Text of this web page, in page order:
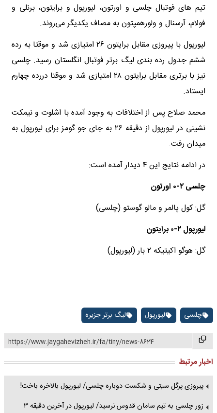
تیم های فوتبال چلسی و اورتون، لیورپول و برایتون، برنلی و
فولام، آرسنال و ولورهمپتون به مصاف یکدیگر می‌روند.
لیورپول با پیروزی مقابل برایتون ۲۶ امتیازی شد و موقتا به رده
ششم جدول رده بندی لیگ برتر فوتبال انگلستان رسید. چلسی
نیز با برتری مقابل برایتون ۲۸ امتیازی شد و موقتا دررده چهارم
ایستاد.
محمد صلاح پس از اختلافات به وجود آمده با اشلوت و نیمکت
نشینی در لیورپول از دقیقه ۲۶ به جای جو گومز برای لیورپول به
میدان رفت.
در ادامه نتایج این ۴ دیدار آمده است:
چلسی ۲-۰ اورتون
گل: کول پالمر و مالو گوستو (چلسی)
لیورپول ۲-۰ برایتون
گل: هوگو اکیتیکه ۲ بار (لیورپول)
چلسی لیورپول لیگ برتر جزیره
https://www.jaygahevizheh.ir/fa/tiny/news-8624
اخبار مرتبط
پیروزی پرگل سیتی و شکست دوباره چلسی/ لیورپول بالاخره باخت!
زور چلسی به تیم سامان قدوس نرسید/ لیورپول در آخرین دقیقه ۳